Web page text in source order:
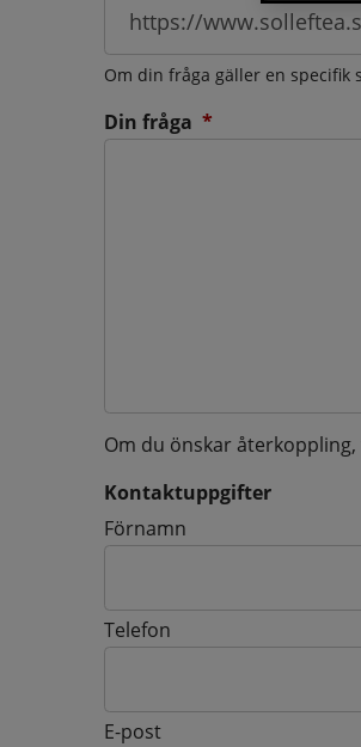
Om din fråga gäller en
Din fråga *
Om du önskar
Kontaktuppgifter
Kontaktuppgifter
Förnamn
Telefon
E-post